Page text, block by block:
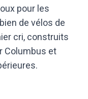
pour les
de vélos de
cri, construits
Columbus et